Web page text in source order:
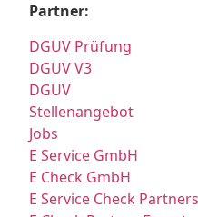
Partner:
DGUV Prüfung
DGUV V3
DGUV
Stellenangebot
Jobs
E Service GmbH
E Check GmbH
E Service Check Partners